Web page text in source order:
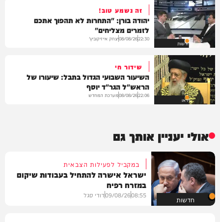
חדשות
זה נשמע טוב!
יהודה בורן: "התחרות לא תהפוך אתכם
לזמרים מצליחים"
22:30
08/08/26יצחק אייזיקוביץ'
וידאו
שידור חי
השיעור השבועי הגדול בתבל: שיעורו של
הראש"ל הגר"ד יוסף
22:06
08/08/26מערכת המחדש
אולי יעניין אותך גם
חדשות
במקביל לפעילות הצבאית
ישראל אישרה להתחיל בעבודות שיקום
במזרח רפיח
08:55
09/08/26דודי סגל